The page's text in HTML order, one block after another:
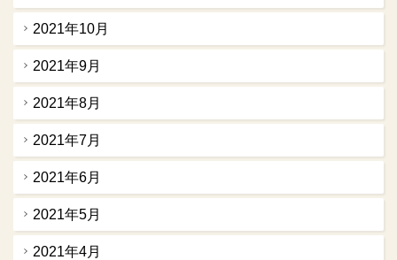
2021年10月
2021年9月
2021年8月
2021年7月
2021年6月
2021年5月
2021年4月